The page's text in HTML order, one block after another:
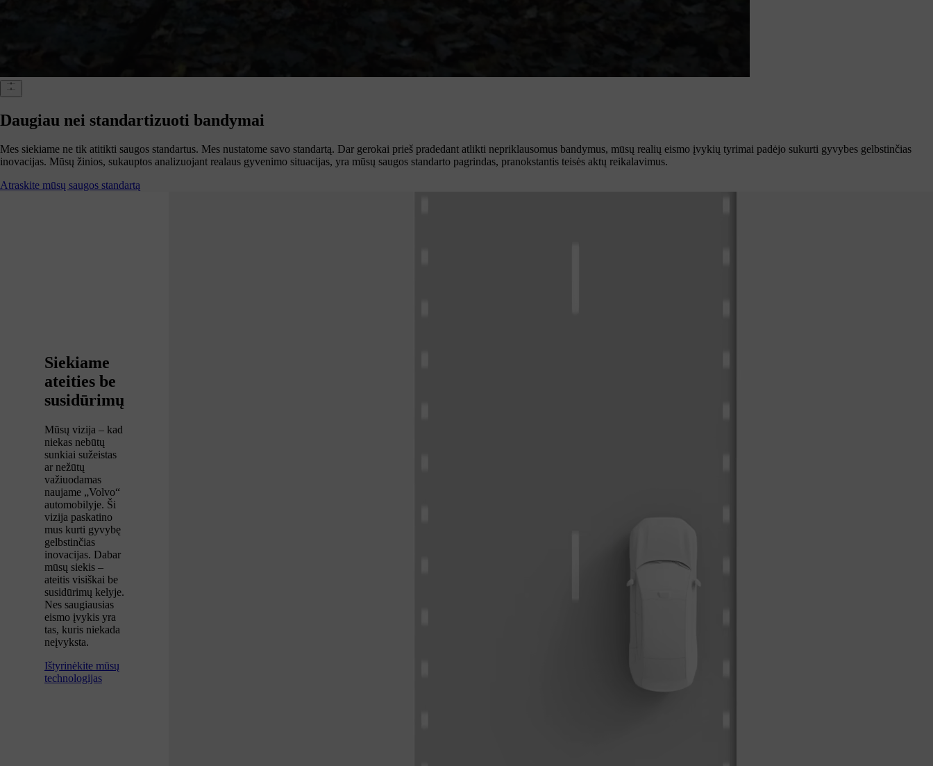
Daugiau nei standartizuoti bandymai
Mes siekiame ne tik atitikti saugos standartus. Mes nustatome savo standartą. Dar gerokai prieš pradedant atlikti nepriklausomus bandymus, mūsų realių eismo įvykių tyrimai padėjo sukurti gyvybes gelbstinčias
inovacijas. Mūsų žinios, sukauptos analizuojant realaus gyvenimo situacijas, yra mūsų saugos standarto pagrindas, pranokstantis teisės aktų reikalavimus.
Atraskite mūsų saugos standartą
Siekiame
ateities be
susidūrimų
Mūsų vizija – kad
niekas nebūtų
sunkiai sužeistas
ar nežūtų
važiuodamas
naujame „Volvo“
automobilyje. Ši
vizija paskatino
mus kurti gyvybę
gelbstinčias
inovacijas. Dabar
mūsų siekis –
ateitis visiškai be
susidūrimų kelyje.
Nes saugiausias
eismo įvykis yra
tas, kuris niekada
neįvyksta.
Ištyrinėkite mūsų
technologijas